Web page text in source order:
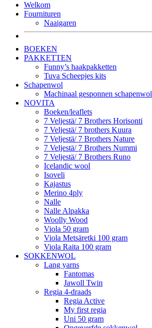
Welkom
Fournituren
Naaigaren
BOEKEN
PAKKETTEN
Funny’s haakpakketten
Tuva Scheepjes kits
Schapenwol
Machinaal gesponnen schapenwol
NOVITA
Boeken/leaflets
7 Veljestä/ 7 Brothers Horisonti
7 Veljestä/ 7 brothers Kuura
7 Veljestä/ 7 Brothers Nature
7 Veljestä/ 7 Brothers Nummi
7 Veljestä/ 7 Brothers Runo
Icelandic wool
Isoveli
Kajastus
Merino 4ply
Nalle
Nalle Alpakka
Woolly Wood
Viola 50 gram
Viola Metsäretki 100 gram
Viola Raita 100 gram
SOKKENWOL
Lang yarns
Fantomas
Jawoll Twin
Regia 4-draads
Regia Active
My first regia
Uni 50 gram